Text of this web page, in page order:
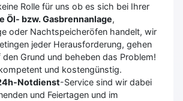
Rolle für uns ob es sich bei Ihrer
Öl- bzw. Gasbrennanlage,
oder Nachtspeicheröfen handelt, wir
jeder Herausforderung, gehen
Grund und beheben das Problem!
und kostengünstig.
Notdienst-Service sind wir dabei
und Feiertagen und im